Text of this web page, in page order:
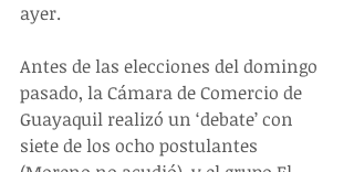
ayer.
Antes de las elecciones del domingo
pasado, la Cámara de Comercio de
Guayaquil realizó un ‘debate’ con
siete de los ocho postulantes